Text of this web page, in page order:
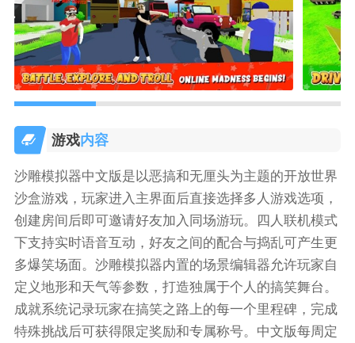
游戏内容
沙雕模拟器中文版是以恶搞和无厘头为主题的开放世界
沙盒游戏，玩家进入主界面后直接选择多人游戏选项，
创建房间后即可邀请好友加入同场游玩。四人联机模式
下支持实时语音互动，好友之间的配合与捣乱可产生更
多爆笑场面。沙雕模拟器内置的场景编辑器允许玩家自
定义地形和天气等参数，打造独属于个人的搞笑舞台。
成就系统记录玩家在搞笑之路上的每一个里程碑，完成
特殊挑战后可获得限定奖励和专属称号。中文版每周定